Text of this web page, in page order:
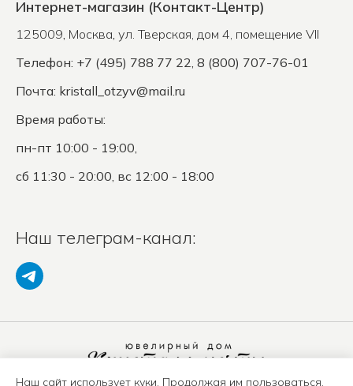
Интернет-магазин (Контакт-Центр)
125009, Москва, ул. Тверская, дом 4, помещение VII
Телефон: +7 (495) 788 77 22, 8 (800) 707-76-01
Почта: kristall_otzyv@mail.ru
Время работы:
пн-пт 10:00 - 19:00,
сб 11:30 - 20:00, вс 12:00 - 18:00
Наш телеграм-канал:
Наш сайт использует куки. Продолжая им пользоваться,